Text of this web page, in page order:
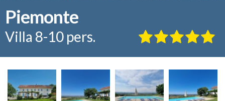
Piemonte
Villa 8-10 pers.